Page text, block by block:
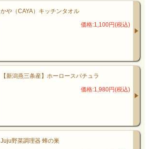
かや（CAYA）キッチンタオル
価格:1,100円(税込)
【新潟燕三条産】ホーロースパチュラ
価格:1,980円(税込)
Juju野菜調理器 蜂の巣